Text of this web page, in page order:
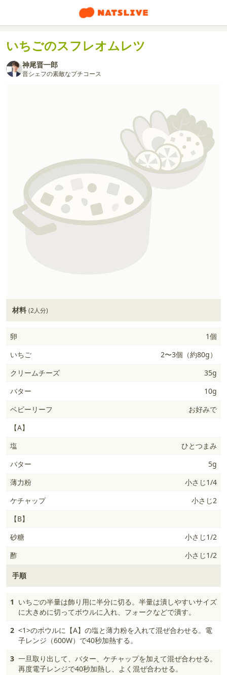
いちごのスフレオムレツ
神尾晋一郎
晋シェフの素敵なプチコース
材料 (2人分)
卵
1個
いちご
2〜3個（約80g）
クリームチーズ
35g
バター
10g
ベビーリーフ
お好みで
【A】
塩
ひとつまみ
バター
5g
薄力粉
小さじ1/4
ケチャップ
小さじ2
【B】
砂糖
小さじ1/2
酢
小さじ1/2
手順
1 いちごの半量は飾り用に半分に切る。半量は潰しやすいサイズ
に大きめに切ってボウルに入れ、フォークなどで潰す。
2 <1>のボウルに【A】の塩と薄力粉を入れて混ぜ合わせる。電
子レンジ（600W）で40秒加熱する。
3 一旦取り出して、バター、ケチャップを加えて混ぜ合わせる。
再度電子レンジで40秒加熱し、よく混ぜ合わせる。